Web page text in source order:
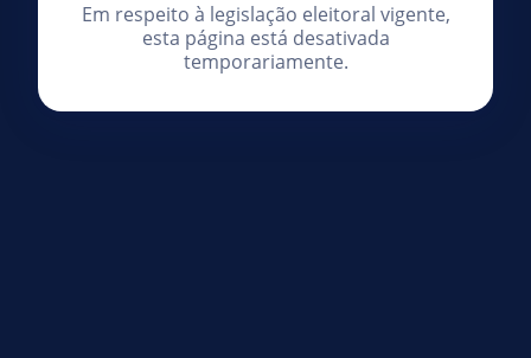
Em respeito à legislação eleitoral vigente,
esta página está desativada
temporariamente.